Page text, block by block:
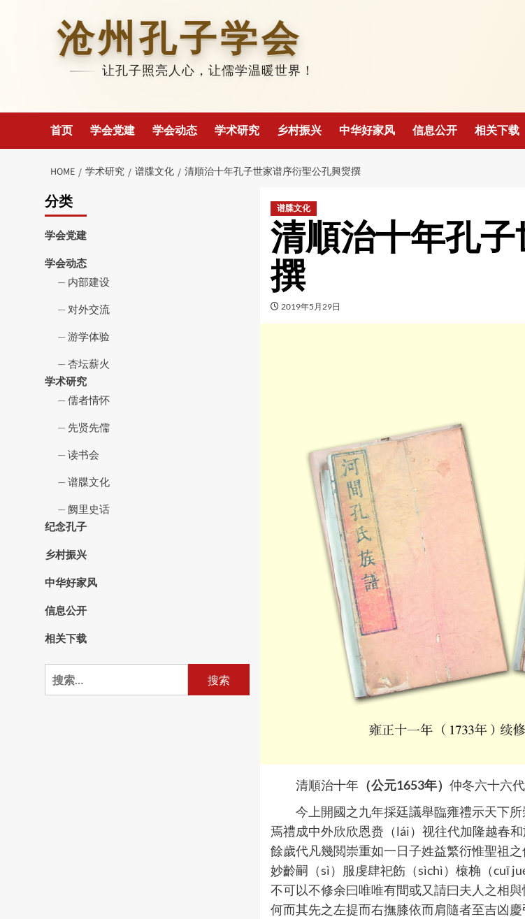
沧州孔子学会
让孔子照亮人心，让儒学温暖世界！
首页 学会党建 学会动态 学术研究 乡村振兴 中华好家风 信息公开 相关下载
HOME 学术研究 谱牒文化 清順治十年孔子世家谱序衍聖公孔興爕撰
谱牒文化
清順治十年孔
撰
2019年5月29日
清順治十年（公元1653年） 仲冬六十六
今上開國之九年採廷議舉臨雍禮示天下
焉禮成中外欣欣恩赉（lái）视往代加隆越春
餘歲代凡幾閲崇重如一日子姓益繁衍惟聖祖
妙齡嗣（sì）服虔肆祀飭（sìchì）榱桷（cuī
不可以不修余曰唯唯有間或又請曰夫人之相
何而其先之左提而右撫膝依而肩隨者至吉凶
分类
学会党建
学会动态
内部建设
对外交流
游学体验
杏坛薪火
学术研究
儒者情怀
先贤先儒
读书会
谱牒文化
阙里史话
纪念孔子
乡村振兴
中华好家风
信息公开
相关下载
搜
索：